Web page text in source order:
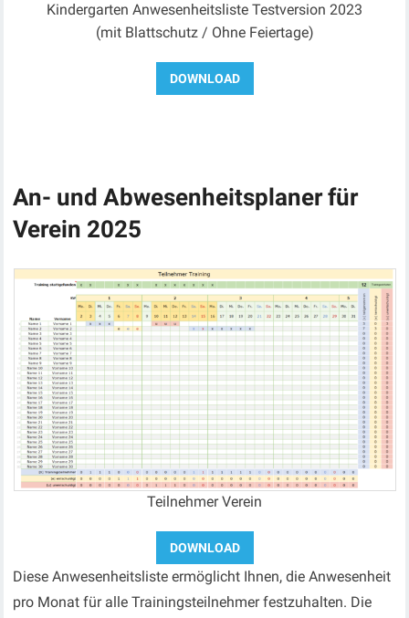
Kindergarten Anwesenheitsliste Testversion 2023
(mit Blattschutz / Ohne Feiertage)
An- und Abwesenheitsplaner für
Verein 2025
Teilnehmer Verein
Diese Anwesenheitsliste ermöglicht Ihnen, die Anwesenheit
pro Monat für alle Trainingsteilnehmer festzuhalten. Die